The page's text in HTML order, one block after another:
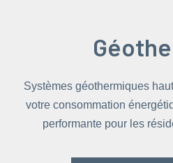
Systèmes géothermiques
votre consommation
performante pour les